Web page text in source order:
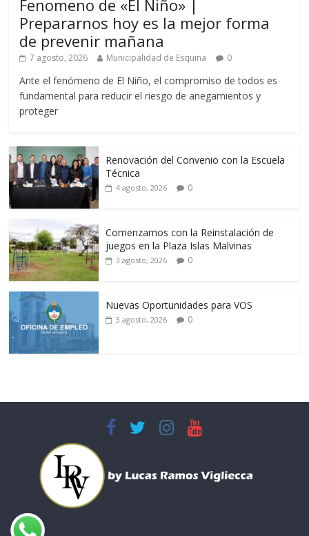
Fenomeno de «El Niño» |
Prepararnos hoy es la mejor forma
de prevenir mañana
7 agosto, 2026 Municipalidad de Esquina 0
Ante el fenómeno de El Niño, el compromiso de todos es
fundamental para reducir el riesgo de anegamientos y
proteger
Renovación del Convenio con la Escuela
Técnica
4 agosto, 2026 0
Comenzamos con la Reinstalación de
juegos en la Plaza Islas Malvinas
3 agosto, 2026 0
Nuevas Oportunidades para VOS
3 agosto, 2026 0